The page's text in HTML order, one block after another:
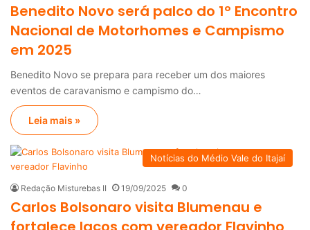
Benedito Novo será palco do 1º Encontro
Nacional de Motorhomes e Campismo
em 2025
Benedito Novo se prepara para receber um dos maiores
eventos de caravanismo e campismo do…
Leia mais »
Notícias do Médio Vale do Itajaí
Redação Misturebas II 19/09/2025 0
Carlos Bolsonaro visita Blumenau e